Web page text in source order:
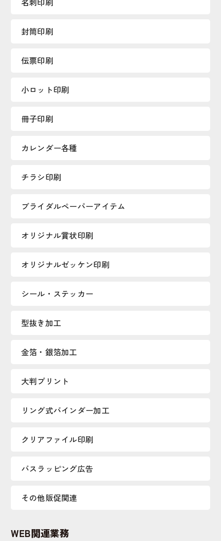
封筒印刷
伝票印刷
小ロット印刷
冊子印刷
カレンダー各種
チラシ印刷
ブライダルペーパーアイテム
オリジナル賞状印刷
オリジナルゼッケン印刷
シール・ステッカー
型抜き加工
金箔・銀箔加工
大判プリント
リング式バインダー加工
クリアファイル印刷
バスラッピング広告
その他販促関連
WEB関連業務